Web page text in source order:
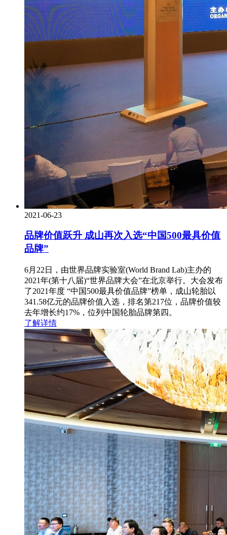
2021-06-23
品牌价值跃升 成山再次入选“中国500最具价值
品牌”
6月22日，由世界品牌实验室(World Brand Lab)主办的
2021年(第十八届)“世界品牌大会”在北京举行。大会发布
了2021年度 “中国500最具价值品牌”榜单，成山轮胎以
341.58亿元的品牌价值入选，排名第217位，品牌价值较
去年增长约17%，位列中国轮胎品牌第四。
了解详情